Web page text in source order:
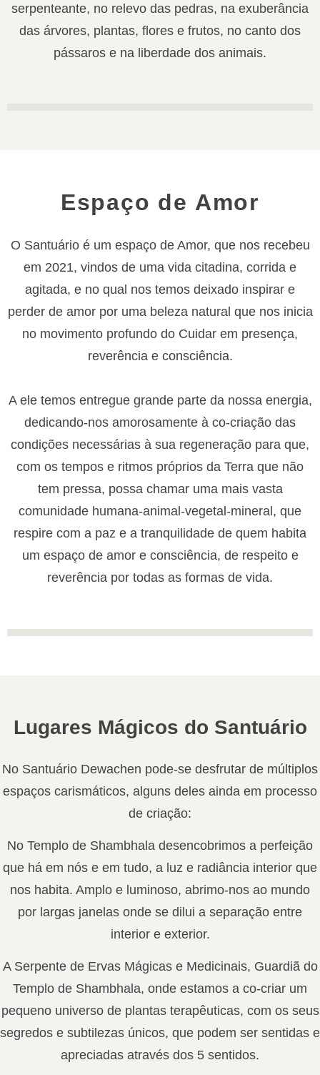
serpenteante, no relevo das pedras, na exuberância
das árvores, plantas, flores e frutos, no canto dos
pássaros e na liberdade dos animais.
Espaço de Amor
O Santuário é um espaço de Amor, que nos recebeu
em 2021, vindos de uma vida citadina, corrida e
agitada, e no qual nos temos deixado inspirar e
perder de amor por uma beleza natural que nos inicia
no movimento profundo do Cuidar em presença,
reverência e consciência.
A ele temos entregue grande parte da nossa energia,
dedicando-nos amorosamente à co-criação das
condições necessárias à sua regeneração para que,
com os tempos e ritmos próprios da Terra que não
tem pressa, possa chamar uma mais vasta
comunidade humana-animal-vegetal-mineral, que
respire com a paz e a tranquilidade de quem habita
um espaço de amor e consciência, de respeito e
reverência por todas as formas de vida.
Lugares Mágicos do Santuário
No Santuário Dewachen pode-se desfrutar de múltiplos
espaços carismáticos, alguns deles ainda em processo
de criação:
No Templo de Shambhala desencobrimos a perfeição
que há em nós e em tudo, a luz e radiância interior que
nos habita. Amplo e luminoso, abrimo-nos ao mundo
por largas janelas onde se dilui a separação entre
interior e exterior.
A Serpente de Ervas Mágicas e Medicinais, Guardiã do
Templo de Shambhala, onde estamos a co-criar um
pequeno universo de plantas terapêuticas, com os seus
segredos e subtilezas únicos, que podem ser sentidas e
apreciadas através dos 5 sentidos.